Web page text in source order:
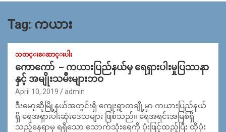
Tag: ကယား
သတင္းေဆာင္းပါး
ကောကော် – ကယားပြည်နယ်မှ ရေရှားပါးမှုပြဿနာ
နှင့် အမျိုးသမီးများဘဝ
April 10, 2019 admin
ဒီးမော့ဆိုမြို့နယ်အတွင်းရှိ ကျေးရွာတချို့မှာ ကယားပြည်နယ်
ရှိ ရေအရှားပါးဆုံးဒေသများ ဖြစ်သည်။ ရေအရင်းအမြစ်ရှိ
သည့်နေရာမှ ရရှိသော သောက်သုံးရေကို ပုံးဖြင့်ထည့်ပြီး ထိုပုံး